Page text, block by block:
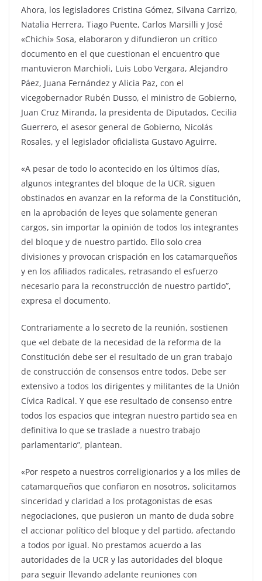
Ahora, los legisladores Cristina Gómez, Silvana Carrizo,
Natalia Herrera, Tiago Puente, Carlos Marsilli y José
«Chichi» Sosa, elaboraron y difundieron un crítico
documento en el que cuestionan el encuentro que
mantuvieron Marchioli, Luis Lobo Vergara, Alejandro
Páez, Juana Fernández y Alicia Paz, con el
vicegobernador Rubén Dusso, el ministro de Gobierno,
Juan Cruz Miranda, la presidenta de Diputados, Cecilia
Guerrero, el asesor general de Gobierno, Nicolás
Rosales, y el legislador oficialista Gustavo Aguirre.
«A pesar de todo lo acontecido en los últimos días,
algunos integrantes del bloque de la UCR, siguen
obstinados en avanzar en la reforma de la Constitución,
en la aprobación de leyes que solamente generan
cargos, sin importar la opinión de todos los integrantes
del bloque y de nuestro partido. Ello solo crea
divisiones y provocan crispación en los catamarqueños
y en los afiliados radicales, retrasando el esfuerzo
necesario para la reconstrucción de nuestro partido”,
expresa el documento.
Contrariamente a lo secreto de la reunión, sostienen
que «el debate de la necesidad de la reforma de la
Constitución debe ser el resultado de un gran trabajo
de construcción de consensos entre todos. Debe ser
extensivo a todos los dirigentes y militantes de la Unión
Cívica Radical. Y que ese resultado de consenso entre
todos los espacios que integran nuestro partido sea en
definitiva lo que se traslade a nuestro trabajo
parlamentario”, plantean.
«Por respeto a nuestros correligionarios y a los miles de
catamarqueños que confiaron en nosotros, solicitamos
sinceridad y claridad a los protagonistas de esas
negociaciones, que pusieron un manto de duda sobre
el accionar político del bloque y del partido, afectando
a todos por igual. No prestamos acuerdo a las
autoridades de la UCR y las autoridades del bloque
para seguir llevando adelante reuniones con